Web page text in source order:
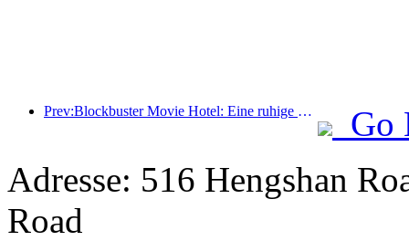
Prev:Blockbuster Movie Hotel: Eine ruhige Reise in verträumtem Licht und Schatten
Go
Adresse: 516 Hengshan
Road